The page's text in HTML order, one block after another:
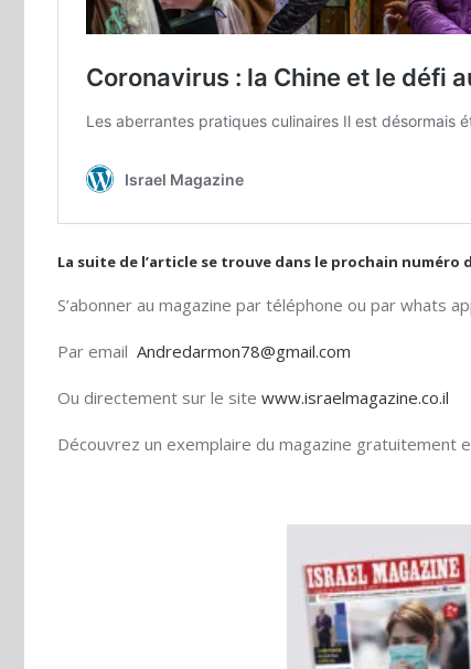
La suite de l’article se trouve dans le prochain numéro
S’abonner au magazine par téléphone ou par whats
Par email Andredarmon78@gmail.com
Ou directement sur le site www.israelmagazine.co.il
Découvrez un exemplaire du magazine gratuitement